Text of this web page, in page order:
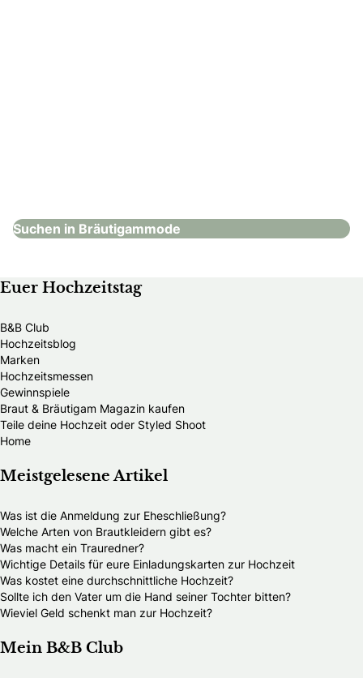
Suchen in Bräutigammode
Euer Hochzeitstag
B&B Club
Hochzeitsblog
Marken
Hochzeitsmessen
Gewinnspiele
Braut & Bräutigam Magazin kaufen
Teile deine Hochzeit oder Styled Shoot
Home
Meistgelesene Artikel
Was ist die Anmeldung zur Eheschließung?
Welche Arten von Brautkleidern gibt es?
Was macht ein Trauredner?
Wichtige Details für eure Einladungskarten zur Hochzeit
Was kostet eine durchschnittliche Hochzeit?
Sollte ich den Vater um die Hand seiner Tochter bitten?
Wieviel Geld schenkt man zur Hochzeit?
Mein B&B Club